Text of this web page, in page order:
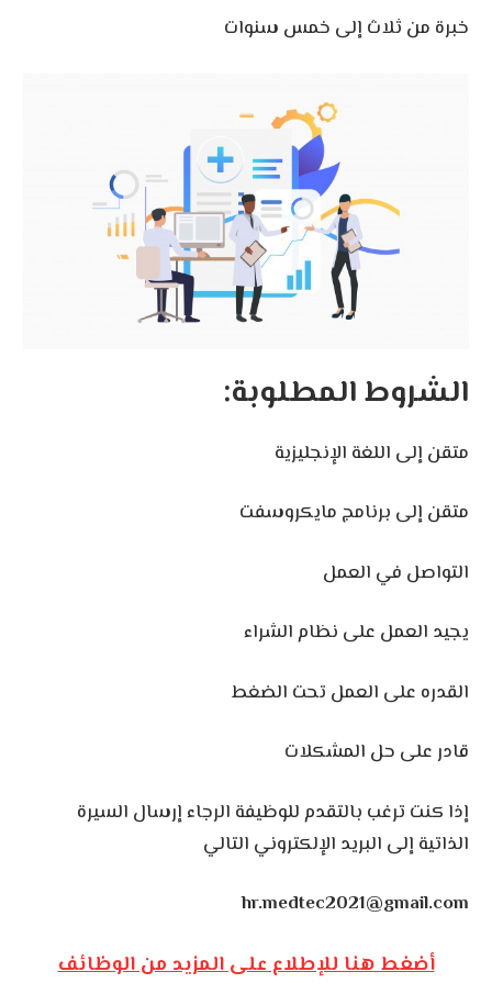
خبرة من ثلاث إلى خمس سنوات
الشروط المطلوبة:
متقن إلى اللغة الإنجليزية
متقن إلى برنامج مايكروسفت
التواصل في العمل
يجيد العمل على نظام الشراء
القدره على العمل تحت الضغط
قادر على حل المشكلات
إذا كنت ترغب بالتقدم للوظيفة الرجاء إرسال السيرة
الذاتية إلى البريد الإلكتروني التالي
hr.medtec2021@gmail.com
أضغط هنا للإطلاع على المزيد من الوظائف